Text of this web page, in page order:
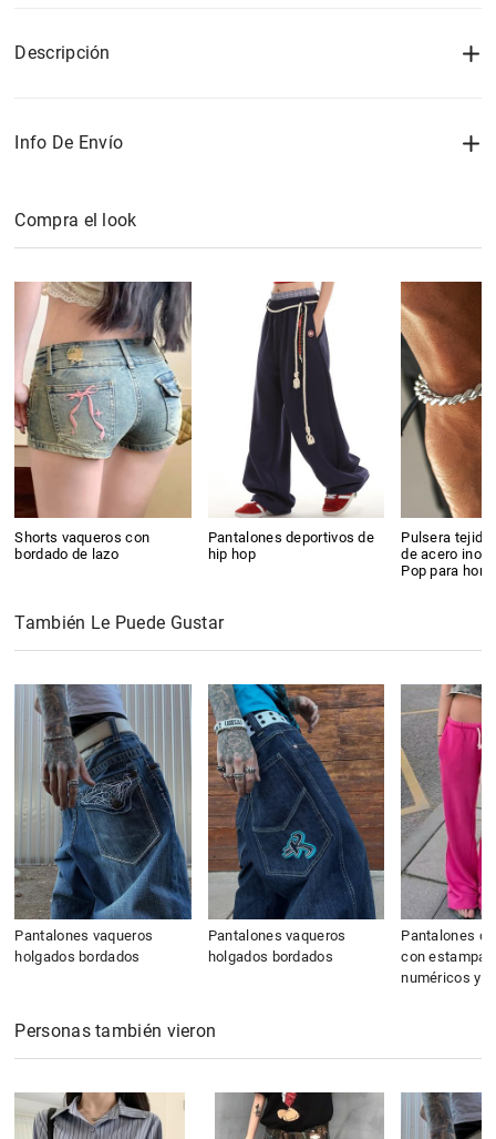
Descripción
Info De Envío
Compra el look
Shorts vaqueros con
bordado de lazo
Pantalones deportivos de
hip hop
Pulsera tejida
de acero
Pop para
También Le Puede Gustar
Pantalones vaqueros
holgados bordados
Pantalones vaqueros
holgados bordados
Pantalones
con
numéricos y
Personas también vieron